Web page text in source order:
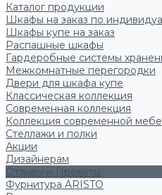
Каталог продукции
Шкафы на заказ по
Шкафы купе на заказ
Распашные шкафы
Гардеробные системы
Межкомнатные перегородки
Двери для шкафа купе
Классическая коллекция
Современная коллекция
Коллекция современной
Стеллажи и полки
Акции
Дизайнерам
Отзывы и Проекты
Фурнитура ARISTO